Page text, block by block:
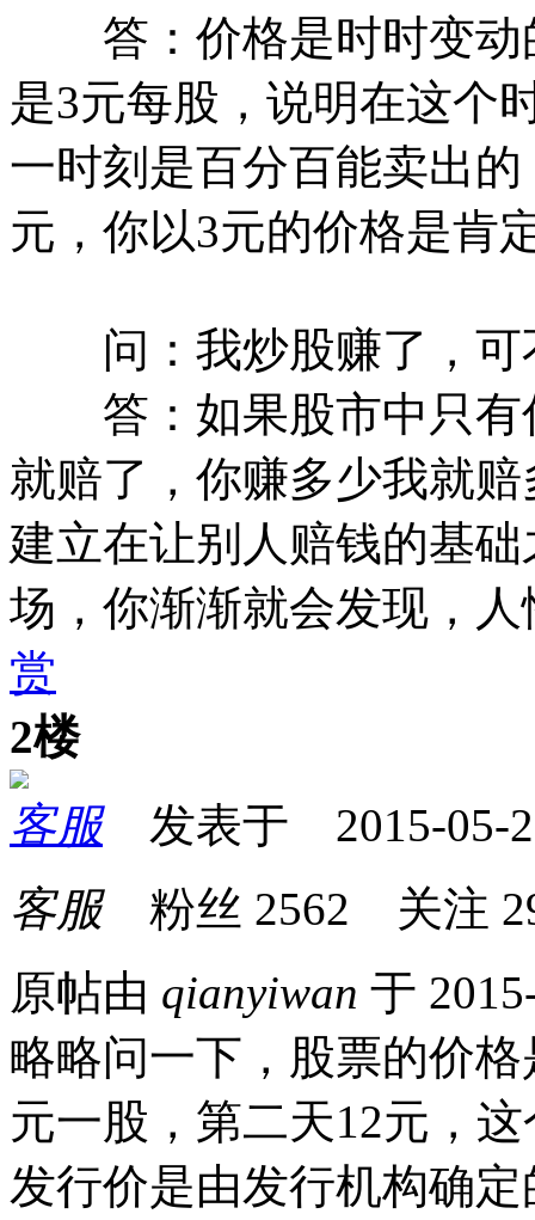
答：价格是时时变动
是3元每股，说明在这个
一时刻是百分百能卖出
元，你以3元的价格是肯
问：我炒股赚了，可
答：如果股市中只有
就赔了，你赚多少我就
建立在让别人赔钱的基
场，你渐渐就会发现，
赏
2楼
客服发表于 2015-05-
客服粉丝 2562 关注
原帖由 qianyiwan 于
略略问一下，股票的价
元一股，第二天12元，
发行价是由发行机构确定